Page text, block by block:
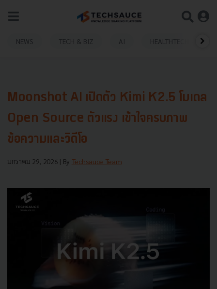
NEWS TECH & BIZ AI HEALTHTECH
Moonshot AI เปิดตัว Kimi K2.5 โมเดล
Open Source ตัวแรง เข้าใจครบภาพ
ข้อความและวิดีโอ
มกราคม 29, 2026 | By Techsauce Team